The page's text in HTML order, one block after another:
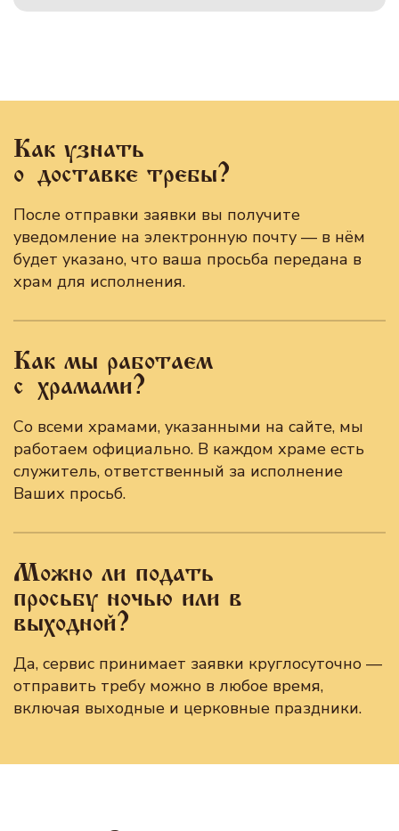
Как узнать
о доставке требы?
После отправки заявки вы получите
уведомление на электронную почту — в нём
будет указано, что ваша просьба передана в
храм для исполнения.
Как мы работаем
с храмами?
Со всеми храмами, указанными на сайте, мы
работаем официально. В каждом храме есть
служитель, ответственный за исполнение
Ваших просьб.
Можно ли подать
просьбу ночью или в
выходной?
Да, сервис принимает заявки круглосуточно —
отправить требу можно в любое время,
включая выходные и церковные праздники.